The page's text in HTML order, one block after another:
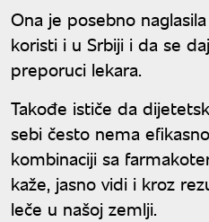
Ona je posebno
koristi i u Srbiji i da se
preporuci lekara.
Takođe ističe da
sebi često nema
kombinaciji sa
kaže, jasno vidi i kroz
leče u našoj zemlji.